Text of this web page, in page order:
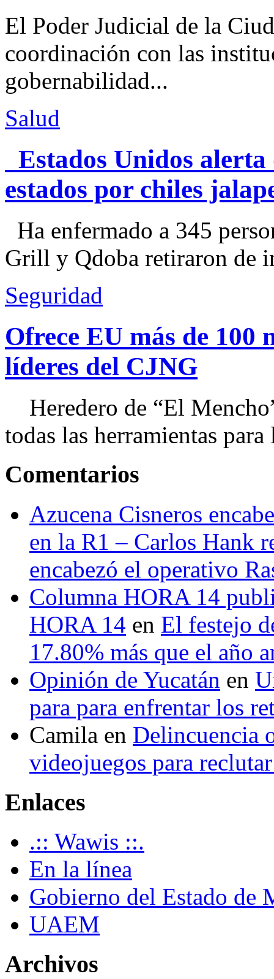
El Poder Judicial de la
coordinación con las
gobernabilidad...
Salud
Estados Unidos alerta
estados por chiles
Ha enfermado a 345
Grill y Qdoba retiraron de
Seguridad
Ofrece EU más de 100
líderes del CJNG
Heredero de “El
todas las herramientas
Comentarios
Azucena Cisneros
en la R1 – Carlos Hank
encabezó el operativo
Columna HORA 14
HORA 14 en El festejo
17.80% más que el año
Opinión de Yucatán en
para para enfrentar los
Camila en Delincuencia
videojuegos para
Enlaces
.:: Wawis ::.
En la línea
Gobierno del Estado de
UAEM
Archivos